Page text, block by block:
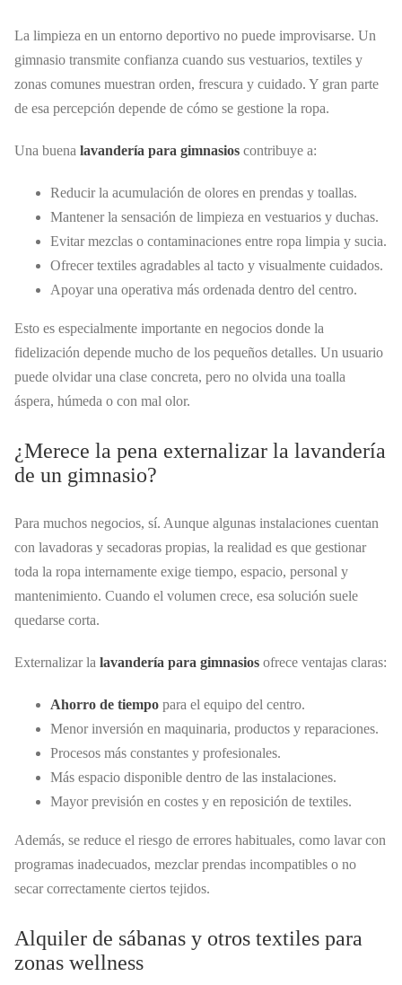
La limpieza en un entorno deportivo no puede improvisarse. Un
gimnasio transmite confianza cuando sus vestuarios, textiles y
zonas comunes muestran orden, frescura y cuidado. Y gran parte
de esa percepción depende de cómo se gestione la ropa.
Una buena lavandería para gimnasios contribuye a:
Reducir la acumulación de olores en prendas y toallas.
Mantener la sensación de limpieza en vestuarios y duchas.
Evitar mezclas o contaminaciones entre ropa limpia y sucia.
Ofrecer textiles agradables al tacto y visualmente cuidados.
Apoyar una operativa más ordenada dentro del centro.
Esto es especialmente importante en negocios donde la
fidelización depende mucho de los pequeños detalles. Un usuario
puede olvidar una clase concreta, pero no olvida una toalla
áspera, húmeda o con mal olor.
¿Merece la pena externalizar la lavandería
de un gimnasio?
Para muchos negocios, sí. Aunque algunas instalaciones cuentan
con lavadoras y secadoras propias, la realidad es que gestionar
toda la ropa internamente exige tiempo, espacio, personal y
mantenimiento. Cuando el volumen crece, esa solución suele
quedarse corta.
Externalizar la lavandería para gimnasios ofrece ventajas claras:
Ahorro de tiempo para el equipo del centro.
Menor inversión en maquinaria, productos y reparaciones.
Procesos más constantes y profesionales.
Más espacio disponible dentro de las instalaciones.
Mayor previsión en costes y en reposición de textiles.
Además, se reduce el riesgo de errores habituales, como lavar con
programas inadecuados, mezclar prendas incompatibles o no
secar correctamente ciertos tejidos.
Alquiler de sábanas y otros textiles para
zonas wellness